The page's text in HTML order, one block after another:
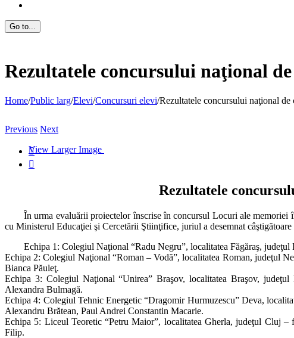
Go to...
Rezultatele concursului naţional
Home/Public larg/Elevi/Concursuri elevi/Rezultatele concursului naţional de
Previous Next
View Larger Image


Rezultatele
În urma evaluării proiectelor înscrise în concursul Locuri ale
cu Ministerul Educaţiei şi Cercetării Ştiinţifice, juriul a desemnat
Echipa 1: Colegiul Naţional “Radu Negru”, localitatea Făgăraş,
Echipa 2: Colegiul Naţional “Roman – Vodă”, localitatea Roman, judeţul
Bianca Păuleţ.
Echipa 3: Colegiul Naţional “Unirea” Braşov, localitatea Braşov,
Alexandra Bulmagă.
Echipa 4: Colegiul Tehnic Energetic “Dragomir Hurmuzescu” Deva,
Alexandru Brătean, Paul Andrei Constantin Macarie.
Echipa 5: Liceul Teoretic “Petru Maior”, localitatea Gherla, judeţul Cluj
Filip.